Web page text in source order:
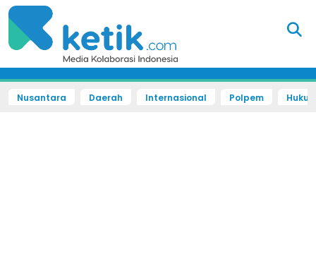
Nusantara Daerah Internasional Polpem